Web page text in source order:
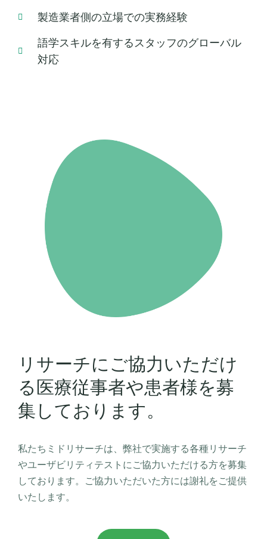
製造業者側の立場での実務経験
語学スキルを有するスタッフのグローバル
対応
リサーチにご協力いただけ
る医療従事者や患者様を募
集しております。
私たちミドリサーチは、弊社で実施する各種リサーチ
やユーザビリティテストにご協力いただける方を募集
しております。ご協力いただいた方には謝礼をご提供
いたします。